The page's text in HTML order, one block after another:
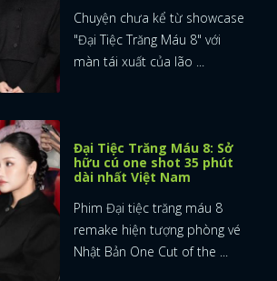
Chuyện chưa kể từ showcase
"Đại Tiệc Trăng Máu 8" với
màn tái xuất của lão ...
Đại Tiệc Trăng Máu 8: Sở
hữu cú one shot 35 phút
dài nhất Việt Nam
Phim Đại tiệc trăng máu 8
remake hiện tượng phòng vé
Nhật Bản One Cut of the ...